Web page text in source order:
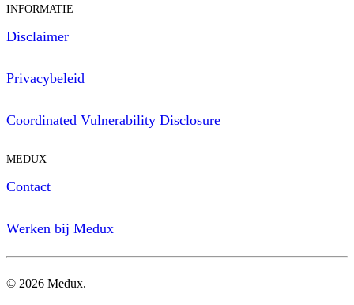
INFORMATIE
Disclaimer
Privacybeleid
Coordinated Vulnerability Disclosure
MEDUX
Contact
Werken bij Medux
© 2026 Medux.